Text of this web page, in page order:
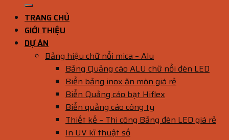
TRANG CHỦ
GIỚI THIỆU
DỰ ÁN
Bảng hiệu chữ nổi mica – Alu
Bảng Quảng cáo ALU chữ nổi đèn LED
Biển bảng inox ăn mòn giá rẻ
Biển Quảng cáo bạt Hiflex
Biển quảng cáo công ty
Thiết kế – Thi công Bảng đèn LED giá rẻ
In UV kĩ thuật số